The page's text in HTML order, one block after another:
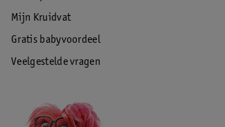
Mijn Kruidvat
Gratis babyvoordeel
Veelgestelde vragen